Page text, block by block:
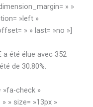
» »
»left »
» » last= »no »]
a été élue avec 352
de 30.80%.
check »
» size= »13px »